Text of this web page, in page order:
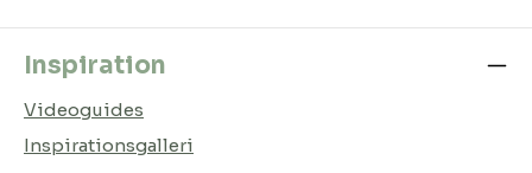
Inspiration
Videoguides
Inspirationsgalleri